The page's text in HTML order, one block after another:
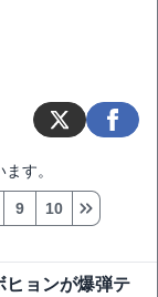
す。
9 10
ヒョンが爆弾テ